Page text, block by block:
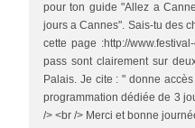
pour ton guide "Allez a
jours a Cannes". Sais-tu des
cette page :http://
pass sont clairement sur
Palais. Je cite : " donne
programmation dédiée de 3
/> <br /> Merci et bonne